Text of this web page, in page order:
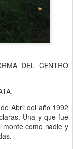
DEL CENTRO
Abril del año 1992
Una y que fue
como nadie y